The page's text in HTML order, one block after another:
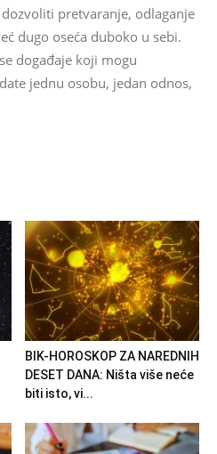
pretvaranje, odlaganje
dugo oseća duboko u sebi.
događaje koji mogu
jednu osobu, jedan odnos,
BIK-HOROSKOP ZA NAREDNIH
DESET DANA: Ništa više neće
biti isto, vi...